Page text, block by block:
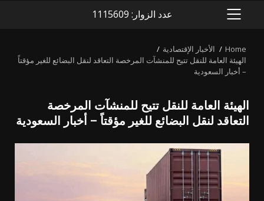
PRIMARY
عدد الزوار: 1115609
Home
الأخبار الإقتصادية
الهيئة العامة للنقل تتيح للمنشآت المرخصة التعاقد لنقل البضائع للغير مؤقتاً
– أخبار السعودية
الهيئة العامة للنقل تتيح للمنشآت المرخصة
التعاقد لنقل البضائع للغير مؤقتاً – أخبار السعودية